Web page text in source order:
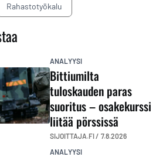
Rahastotyökalu
ANALYYSI
Bittiumilta
tuloskauden paras
suoritus – osakekurssi
liitää pörssissä
SIJOITTAJA.FI / 7.8.2026
ANALYYSI